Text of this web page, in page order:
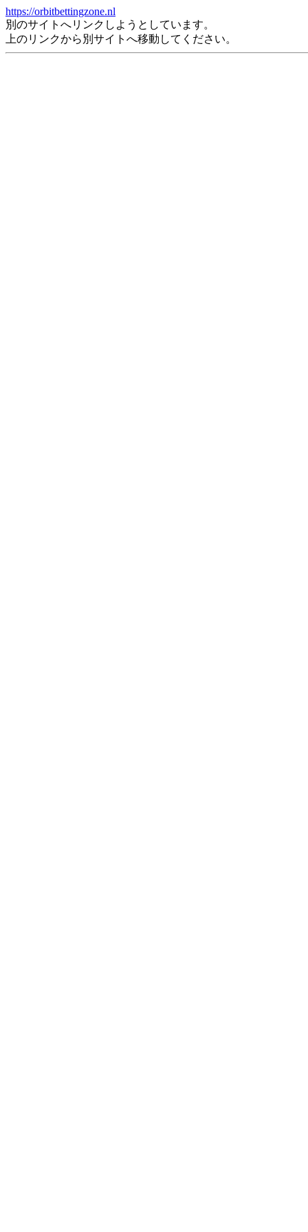
https://orbitbettingzone.nl
別のサイトへリンクしようとしています。
上のリンクから別サイトへ移動してください。